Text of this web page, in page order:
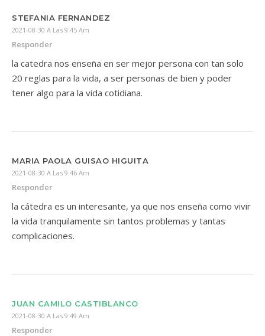
STEFANIA FERNANDEZ
2021-08-30 A Las 9:45 Am
Responder
la catedra nos enseña en ser mejor persona con tan solo
20 reglas para la vida, a ser personas de bien y poder
tener algo para la vida cotidiana.
MARIA PAOLA GUISAO HIGUITA
2021-08-30 A Las 9:46 Am
Responder
la cátedra es un interesante, ya que nos enseña como vivir
la vida tranquilamente sin tantos problemas y tantas
complicaciones.
JUAN CAMILO CASTIBLANCO
2021-08-30 A Las 9:49 Am
Responder